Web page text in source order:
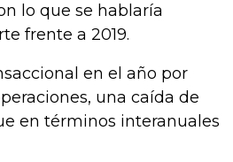
lo que se hablaría
frente a 2019.
en el año por
una caída de
en términos interanuales